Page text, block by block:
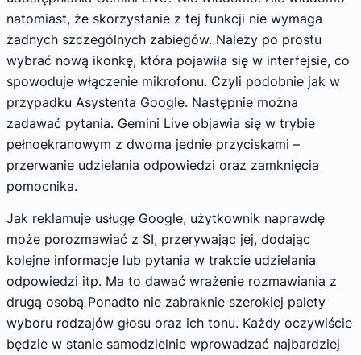
natomiast, że skorzystanie z tej funkcji nie wymaga
żadnych szczególnych zabiegów. Należy po prostu
wybrać nową ikonkę, która pojawiła się w interfejsie, co
spowoduje włączenie mikrofonu. Czyli podobnie jak w
przypadku Asystenta Google. Następnie można
zadawać pytania. Gemini Live objawia się w trybie
pełnoekranowym z dwoma jednie przyciskami –
przerwanie udzielania odpowiedzi oraz zamknięcia
pomocnika.
Jak reklamuje usługę Google, użytkownik naprawdę
może porozmawiać z SI, przerywając jej, dodając
kolejne informacje lub pytania w trakcie udzielania
odpowiedzi itp. Ma to dawać wrażenie rozmawiania z
drugą osobą Ponadto nie zabraknie szerokiej palety
wyboru rodzajów głosu oraz ich tonu. Każdy oczywiście
będzie w stanie samodzielnie wprowadzać najbardziej